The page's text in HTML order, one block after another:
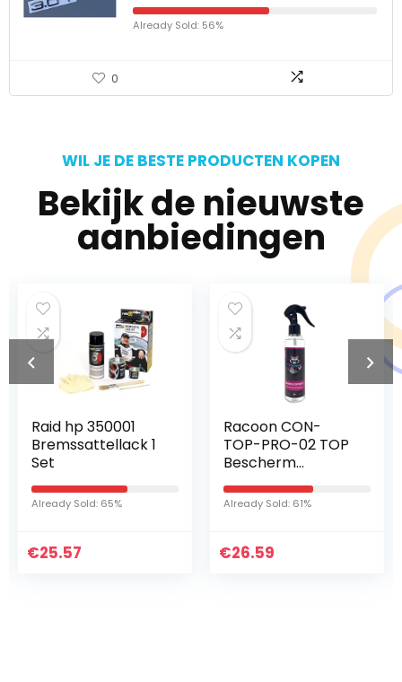
Already Sold: 56%
0
WIL JE DE BESTE PRODUCTEN KOPEN
Bekijk de nieuwste
aanbiedingen
Racoon CON-
TOP-PRO-02 TOP
Bescherm
afdichtmiddel voor
converteerbare
tops-200ml
Already Sold: 61%
€26.59
Sraeriot Metalen
Scribe Pen
Tungsten Carbide
Tip Screber
Etching Graveren
Markering Tools
Already Sold: 57%
€26.15